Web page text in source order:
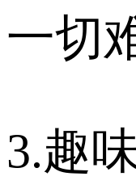
一切
3.趣